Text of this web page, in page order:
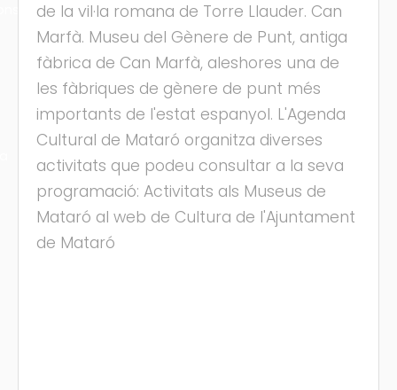
de la vil·la romana de Torre Llauder. Can
Marfà. Museu del Gènere de Punt, antiga
fàbrica de Can Marfà, aleshores una de
les fàbriques de gènere de punt més
importants de l'estat espanyol. L'Agenda
Cultural de Mataró organitza diverses
activitats que podeu consultar a la seva
programació: Activitats als Museus de
Mataró al web de Cultura de l'Ajuntament
de Mataró